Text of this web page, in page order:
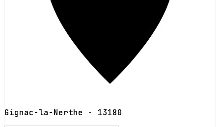
Gignac-la-Nerthe · 13180